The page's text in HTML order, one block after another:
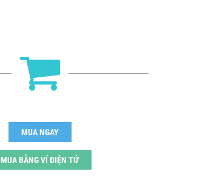
MUA NGAY
MUA BẰNG VÍ ĐIỆN TỬ